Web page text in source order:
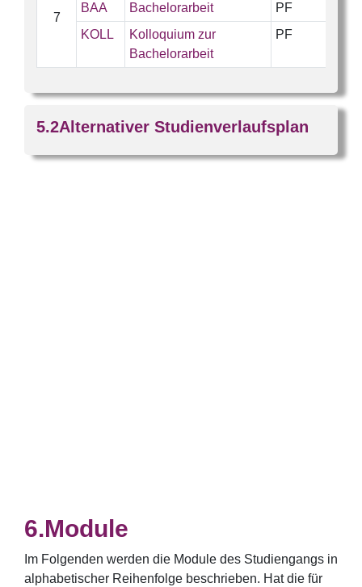
7
BAA
Bachelorarbeit
PF
KOLL
Kolloquium zur
Bachelorarbeit
PF
Alternativer Studienverlaufsplan
Module
Im Folgenden werden die Module des Studiengangs in
alphabetischer Reihenfolge beschrieben. Hat die für